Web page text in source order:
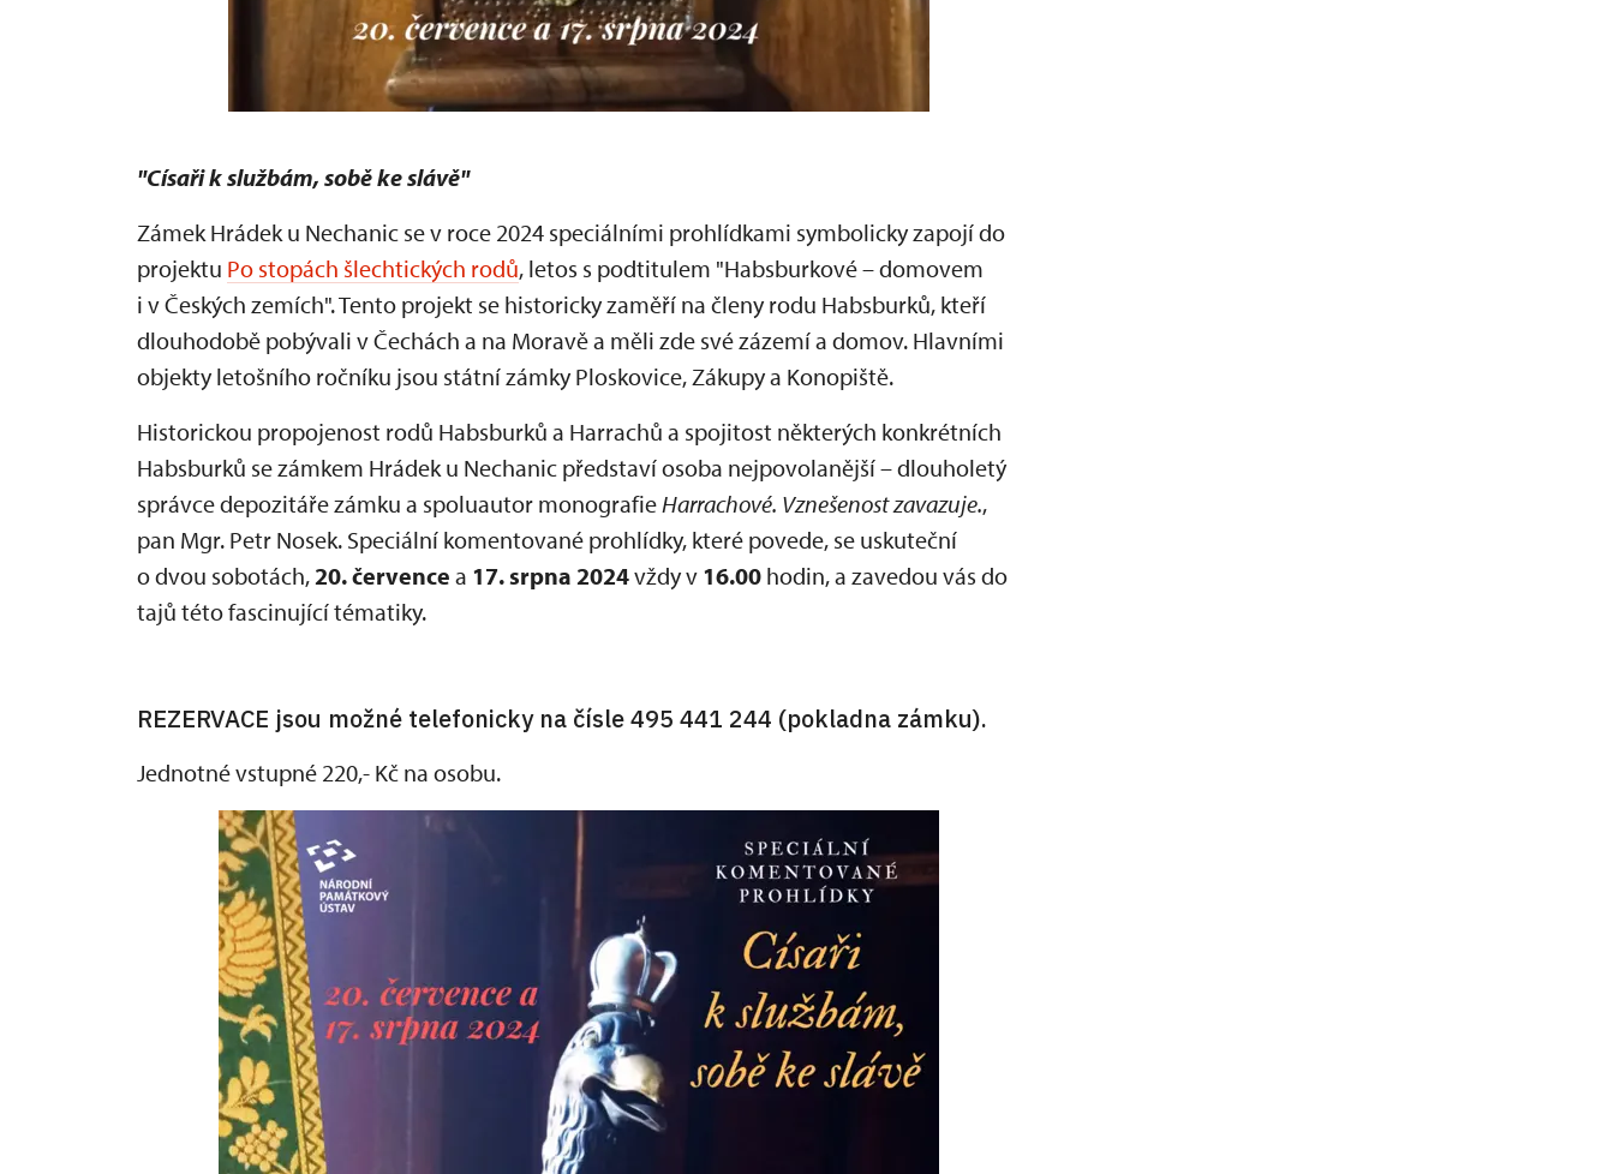
"Císaři k službám, sobě ke slávě"
Zámek Hrádek u Nechanic se v roce 2024 speciálními prohlídkami symbolicky zapojí do
projektu Po stopách šlechtických rodů, letos s podtitulem "Habsburkové – domovem
i v Českých zemích". Tento projekt se historicky zaměří na členy rodu Habsburků, kteří
dlouhodobě pobývali v Čechách a na Moravě a měli zde své zázemí a domov. Hlavními
objekty letošního ročníku jsou státní zámky Ploskovice, Zákupy a Konopiště.
Historickou propojenost rodů Habsburků a Harrachů a spojitost některých konkrétních
Habsburků se zámkem Hrádek u Nechanic představí osoba nejpovolanější – dlouholetý
správce depozitáře zámku a spoluautor monografieHarrachové. Vznešenost zavazuje.,
pan Mgr. Petr Nosek. Speciální komentované prohlídky, které povede, se uskuteční
o dvou sobotách,20. července a 17. srpna 2024vždy v 16.00 hodin, a zavedou vás do
tajů této fascinující tématiky.
REZERVACE jsou možné telefonicky na čísle 495 441 244 (pokladna zámku).
Jednotné vstupné 220,- Kč na osobu.